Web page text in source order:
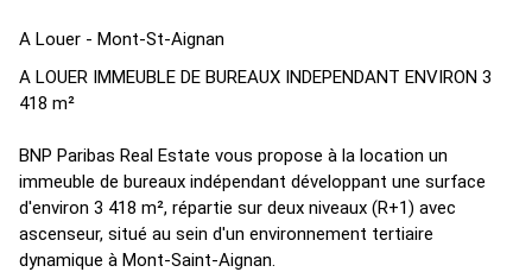
A Louer - Mont-St-Aignan
A LOUER IMMEUBLE DE BUREAUX INDEPENDANT ENVIRON 3
418 m²
BNP Paribas Real Estate vous propose à la location un
immeuble de bureaux indépendant développant une surface
d'environ 3 418 m², répartie sur deux niveaux (R+1) avec
ascenseur, situé au sein d'un environnement tertiaire
dynamique à Mont-Saint-Aignan.